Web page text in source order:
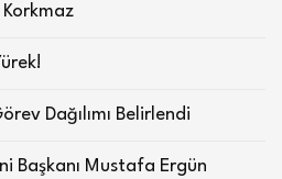
Dağılımı Belirlendi
Başkanı Mustafa Ergün